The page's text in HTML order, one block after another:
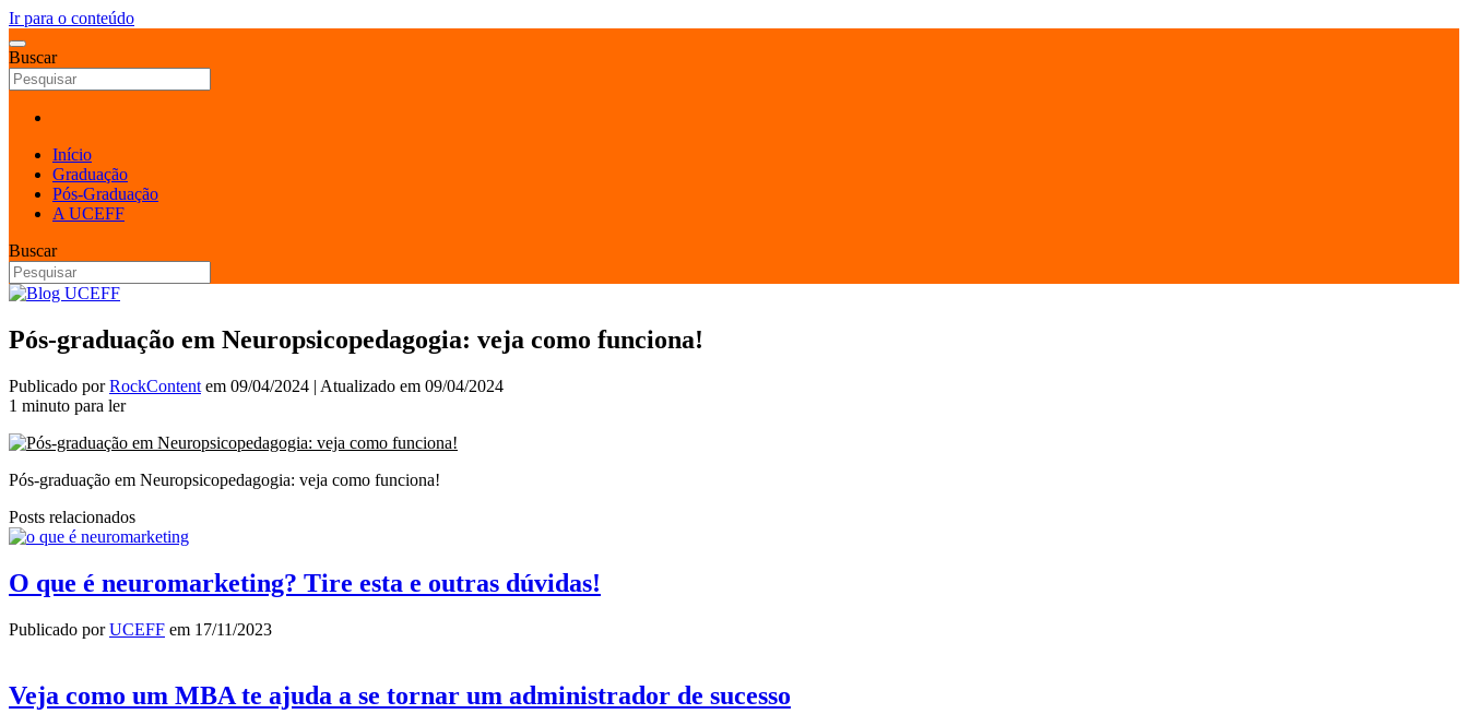
Ir para o conteúdo
Buscar
Início
Graduação
Pós-Graduação
A UCEFF
Buscar
Pós-graduação em Neuropsicopedagogia: veja como funciona!
Publicado porRockContent em 09/04/2024 | Atualizado em 09/04/2024
1 minuto para ler
Pós-graduação em Neuropsicopedagogia: veja como funciona!
Posts relacionados
O que é neuromarketing? Tire esta e outras dúvidas!
Publicado porUCEFF em 17/11/2023
Veja como um MBA te ajuda a se tornar um administrador de sucesso